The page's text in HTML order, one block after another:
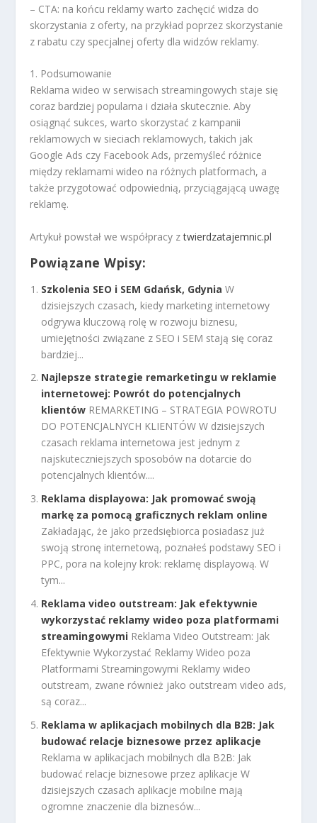
– CTA: na końcu reklamy warto zachęcić widza do
skorzystania z oferty, na przykład poprzez skorzystanie
z rabatu czy specjalnej oferty dla widzów reklamy.
1. Podsumowanie
Reklama wideo w serwisach streamingowych staje się
coraz bardziej popularna i działa skutecznie. Aby
osiągnąć sukces, warto skorzystać z kampanii
reklamowych w sieciach reklamowych, takich jak
Google Ads czy Facebook Ads, przemyśleć różnice
między reklamami wideo na różnych platformach, a
także przygotować odpowiednią, przyciągającą uwagę
reklamę.
Artykuł powstał we współpracy ztwierdzatajemnic.pl
Powiązane Wpisy:
Szkolenia SEO i SEM Gdańsk, Gdynia W
dzisiejszych czasach, kiedy marketing internetowy
odgrywa kluczową rolę w rozwoju biznesu,
umiejętności związane z SEO i SEM stają się coraz
bardziej...
Najlepsze strategie remarketingu w reklamie
internetowej: Powrót do potencjalnych
klientów REMARKETING – STRATEGIA POWROTU
DO POTENCJALNYCH KLIENTÓW W dzisiejszych
czasach reklama internetowa jest jednym z
najskuteczniejszych sposobów na dotarcie do
potencjalnych klientów....
Reklama displayowa: Jak promować swoją
markę za pomocą graficznych reklam online
Zakładając, że jako przedsiębiorca posiadasz już
swoją stronę internetową, poznałeś podstawy SEO i
PPC, pora na kolejny krok: reklamę displayową. W
tym...
Reklama video outstream: Jak efektywnie
wykorzystać reklamy wideo poza platformami
streamingowymi Reklama Video Outstream: Jak
Efektywnie Wykorzystać Reklamy Wideo poza
Platformami Streamingowymi Reklamy wideo
outstream, zwane również jako outstream video ads,
są coraz...
Reklama w aplikacjach mobilnych dla B2B: Jak
budować relacje biznesowe przez aplikacje
Reklama w aplikacjach mobilnych dla B2B: Jak
budować relacje biznesowe przez aplikacje W
dzisiejszych czasach aplikacje mobilne mają
ogromne znaczenie dla biznesów...